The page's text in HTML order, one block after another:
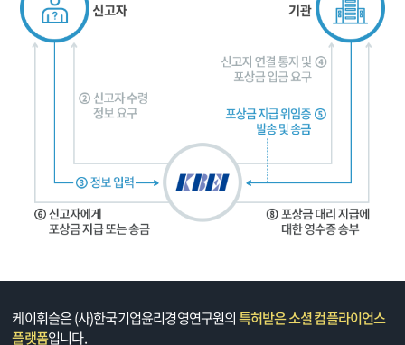
케이휘슬은 (사)한국기업윤리경영연구원의특허받은 소셜 컴플라이언스
플랫폼입니다.